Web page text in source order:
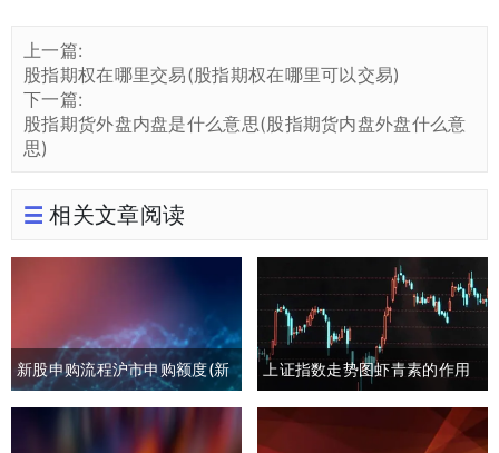
上一篇:
股指期权在哪里交易(股指期权在哪里可以交易)
下一篇:
股指期货外盘内盘是什么意思(股指期货内盘外盘什么意
思)
相关文章阅读
新股申购流程沪市申购额度(新
股申购流程沪市申购额度怎么
上证指数走势图虾青素的作用
(上证指数黄白线分析)